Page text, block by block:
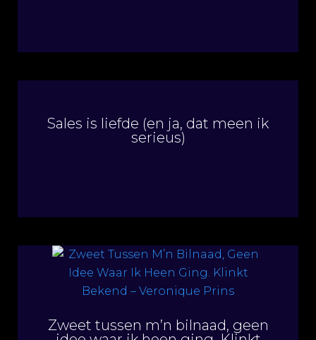
Sales is liefde (en ja, dat meen ik
serieus)
Zweet tussen m’n bilnaad, geen